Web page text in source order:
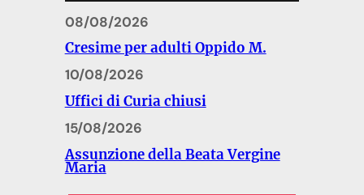
08/08/2026
Cresime per adulti Oppido M.
10/08/2026
Uffici di Curia chiusi
15/08/2026
Assunzione della Beata Vergine
Maria